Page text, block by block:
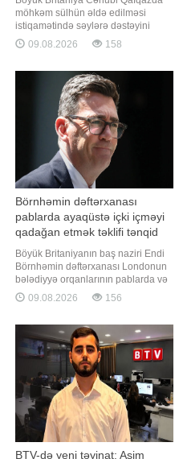
möhkəm sülhün əldə edilməsi
istiqamətində səylərə dəstəyini
təsdiqləyib. "Report" xəbər verir ki,
bu barədə Böyük Britaniyanın
avqustun 8-də Vaşinqton
sammitinin birinci ildönümü
münasibətilə yaydığı bəyanatda
bildirilib. "Vaşinqto
09.08.2026 158
Börnhəmin dəftərxanası
pablarda ayaqüstə içki içməyi
qadağan etmək təklifi tənqid
edib
Böyük Britaniyanın baş naziri Endi
Börnhəmin dəftərxanası Londonun
bələdiyyə orqanlarının pablarda və
onların yaxınlığındakı küçələrdə
ayaqüstə pivə içmək praktikasını
edib. "Report" xəbər verir ki, bu
barədə "Evening Standard" qəzeti
məlumat yayıb
09.08.2026 156
BTV-də yeni təyinat: Asim